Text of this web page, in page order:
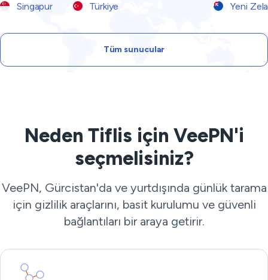
Singapur Türkiye Yeni
Tüm sunucular
Neden Tiflis için VeePN'i
seçmelisiniz?
VeePN, Gürcistan'da ve yurtdışında günlük tarama
için gizlilik araçlarını, basit kurulumu ve güvenli
bağlantıları bir araya getirir.